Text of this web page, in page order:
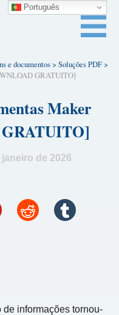
e documentos>Soluções PDF>
GRATUITO]
Maker
janeiro de 2026
informações tornou-
Português